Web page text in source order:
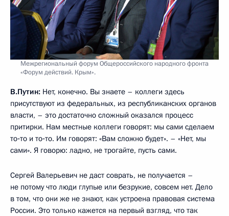
Межрегиональный форум Общероссийского народного фронта
«Форум действий. Крым».
В.Путин: Нет, конечно. Вы знаете – коллеги здесь
присутствуют из федеральных, из республиканских органов
власти, – это достаточно сложный оказался процесс
притирки. Нам местные коллеги говорят: мы сами сделаем
то‑то и то‑то. Им говорят: «Вам сложно будет». – «Нет, мы
сами». Я говорю: ладно, не трогайте, пусть сами.
Сергей Валерьевич не даст соврать, не получается –
не потому что люди глупые или безрукие, совсем нет. Дело
в том, что они же не знают, как устроена правовая система
России. Это только кажется на первый взгляд, что так